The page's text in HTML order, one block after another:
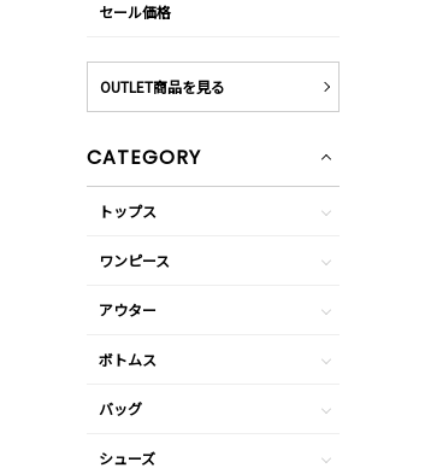
セール価格
OUTLET商品を見る
CATEGORY
トップス
ワンピース
アウター
ボトムス
バッグ
シューズ